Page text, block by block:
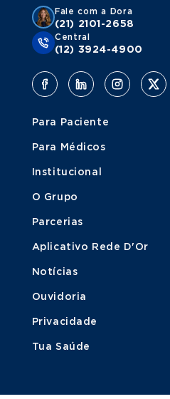
Fale com a Dora
(21) 2101-2658
Central
(12) 3924-4900
Para Paciente
Para Médicos
Institucional
O Grupo
Parcerias
Aplicativo Rede D'Or
Notícias
Ouvidoria
Privacidade
Tua Saúde